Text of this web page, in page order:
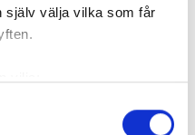
själv välja vilka som får
på upp till flera meter
ut KNX
ett gammalt KNX-
diskussion i